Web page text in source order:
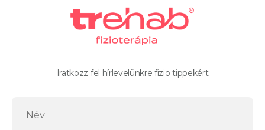
Iratkozz fel hírlevelünkre fizio tippekért